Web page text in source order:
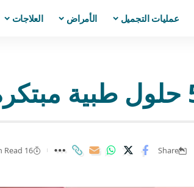
عمليات التجميل الأمراض العلاجات
Share
16 Min Read